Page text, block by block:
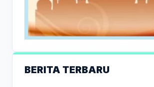
BERITA TERBARU